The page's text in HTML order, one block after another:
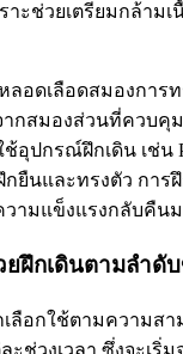
ะช่วยเตรียมกล้ามเ
ลอดเลือดสมองการ
ากสมองส่วนที่ควบคุ
อุปกรณ์ฝึกเดิน เช่น
ยืนและทรงตัว การฝึ
ามแข็งแรงกลับคืน
ฝึกเดินตามลำดั
ลือกใช้ตามความสา
ะช่วงเวลา ซึ่งจะเริ่